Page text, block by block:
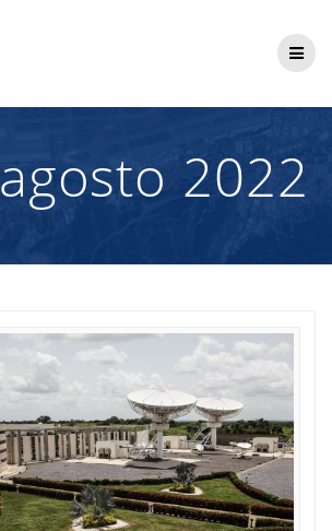
agosto 2022